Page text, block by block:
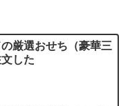
厳選おせち（豪華三
した